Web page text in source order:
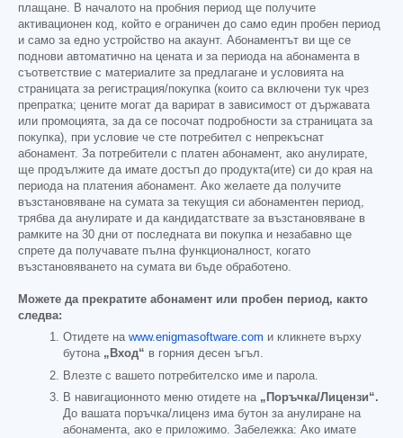
плащане. В началото на пробния период ще получите
активационен код, който е ограничен до само един пробен период
и само за едно устройство на акаунт. Абонаментът ви ще се
поднови автоматично на цената и за периода на абонамента в
съответствие с материалите за предлагане и условията на
страницата за регистрация/покупка (които са включени тук чрез
препратка; цените могат да варират в зависимост от държавата
или промоцията, за да се посочат подробности за страницата за
покупка), при условие че сте потребител с непрекъснат
абонамент. За потребители с платен абонамент, ако анулирате,
ще продължите да имате достъп до продукта(ите) си до края на
периода на платения абонамент. Ако желаете да получите
възстановяване на сумата за текущия си абонаментен период,
трябва да анулирате и да кандидатствате за възстановяване в
рамките на 30 дни от последната ви покупка и незабавно ще
спрете да получавате пълна функционалност, когато
възстановяването на сумата ви бъде обработено.
Можете да прекратите абонамент или пробен период, както
следва:
Отидете на www.enigmasoftware.com и кликнете върху
бутона „Вход“ в горния десен ъгъл.
Влезте с вашето потребителско име и парола.
В навигационното меню отидете на „Поръчка/Лицензи“.
До вашата поръчка/лиценз има бутон за анулиране на
абонамента, ако е приложимо. Забележка: Ако имате